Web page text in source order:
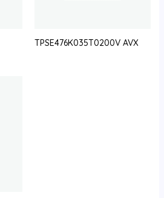
TPSE476K035T0200V AVX